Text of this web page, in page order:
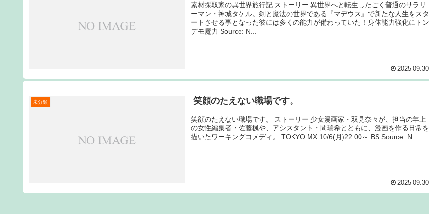
素材採取家の異世界旅行記 ストーリー 異世界へと転生したごく普通のサラリ
ーマン・神城タケル。剣と魔法の世界である『マデウス』で新たな人生をスタ
ートさせる事となった彼には多くの能力が備わっていた！身体能力強化にトン
デモ魔力 Source: N...
2025.09.30
未分類 笑顔のたえない職場です。
笑顔のたえない職場です。 ストーリー 少女漫画家・双見奈々が、担当の年上
の女性編集者・佐藤楓や、アシスタント・間瑞希とともに、漫画を作る日常を
描いたワーキングコメディ。 TOKYO MX 10/6(月)22:00～ BS Source: N...
2025.09.30